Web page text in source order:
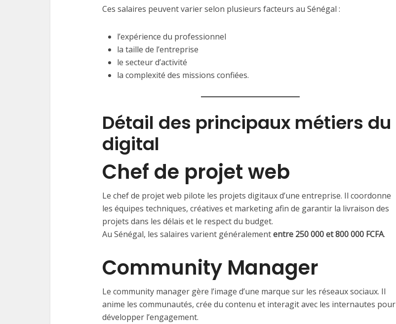
Ces salaires peuvent varier selon plusieurs facteurs au Sénégal :
l’expérience du professionnel
la taille de l’entreprise
le secteur d’activité
la complexité des missions confiées.
Détail des principaux métiers du
digital
Chef de projet web
Le chef de projet web pilote les projets digitaux d’une entreprise. Il coordonne
les équipes techniques, créatives et marketing afin de garantir la livraison des
projets dans les délais et le respect du budget.
Au Sénégal, les salaires varient généralemententre 250 000 et 800 000 FCFA.
Community Manager
Le community manager gère l’image d’une marque sur les réseaux sociaux. Il
anime les communautés, crée du contenu et interagit avec les internautes pour
développer l’engagement.